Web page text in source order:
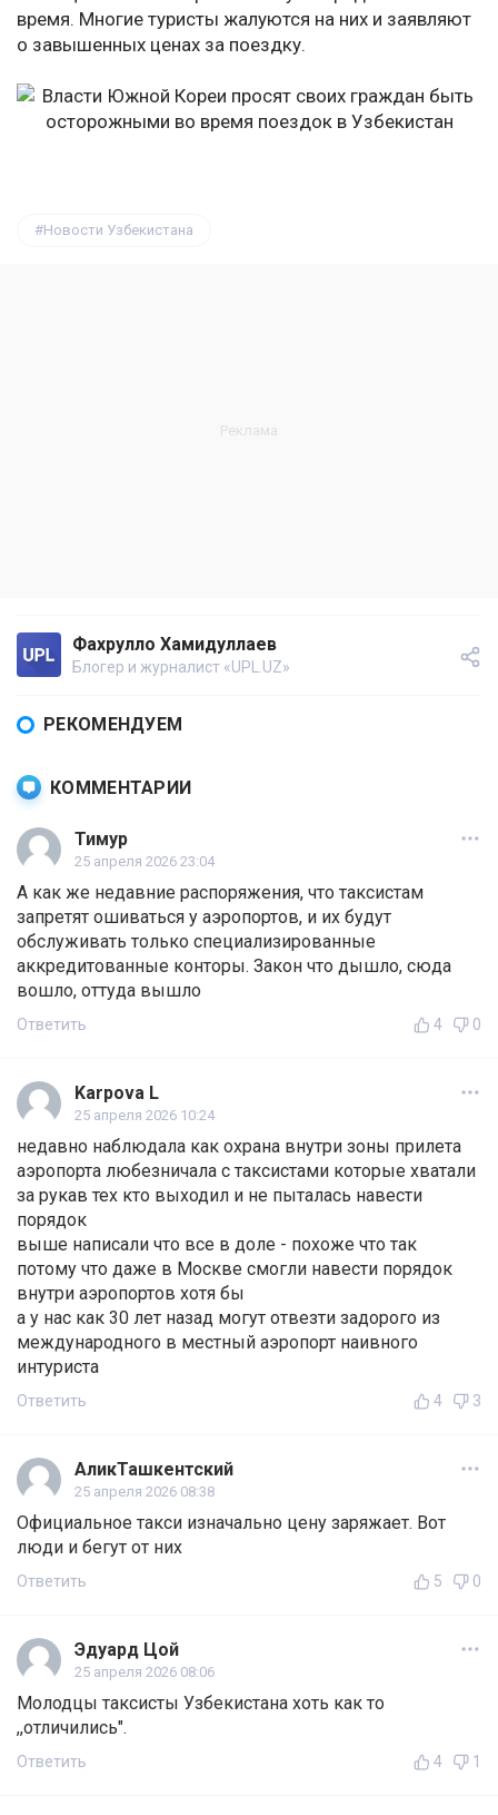
время. Многие туристы жалуются на них и заявляют
о завышенных ценах за поездку.
Новости Узбекистана
Фахрулло Хамидуллаев
Блогер и журналист «UPL.UZ»
РЕКОМЕНДУЕМ
КОММЕНТАРИИ
Тимур
25 апреля 2026 23:04
А как же недавние распоряжения, что таксистам
запретят ошиваться у аэропортов, и их будут
обслуживать только специализированные
аккредитованные конторы. Закон что дышло, сюда
вошло, оттуда вышло
Ответить 4 0
Karpova L
25 апреля 2026 10:24
недавно наблюдала как охрана внутри зоны прилета
аэропорта любезничала с таксистами которые хватали
за рукав тех кто выходил и не пыталась навести
порядок
выше написали что все в доле - похоже что так
потому что даже в Москве смогли навести порядок
внутри аэропортов хотя бы
а у нас как 30 лет назад могут отвезти задорого из
международного в местный аэропорт наивного
интуриста
Ответить 4 3
АликТашкентский
25 апреля 2026 08:38
Официальное такси изначально цену заряжает. Вот
люди и бегут от них
Ответить 5 0
Эдуард Цой
25 апреля 2026 08:06
Молодцы таксисты Узбекистана хоть как то
,,отличились".
Ответить 4 1